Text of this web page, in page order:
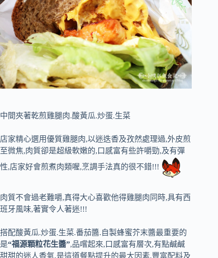
中間夾著乾煎雞腿肉.酸黃瓜.炒蛋.生菜
店家精心選用優質雞腿肉,以迷迭香及孜然處理過,外皮煎
至微焦,肉質卻是超級軟嫩的,口感富有些許嚼勁,及有彈
性,店家好會煎煮肉類喔,烹調手法真的很不錯!!!
肉質不會過老難嚼,真得大心喜歡他得雞腿肉同時,具有西
班牙風味,著實令人著迷!!!
搭配酸黃瓜.炒蛋.生菜.番茄醬.自製蜂蜜芥末醬最重要的
是“福源顆粒花生醬”,品嚐起來,口感富有層次,有點鹹鹹
甜甜的迷人香氣,是這道餐點提升的最大因素,豐富配料及